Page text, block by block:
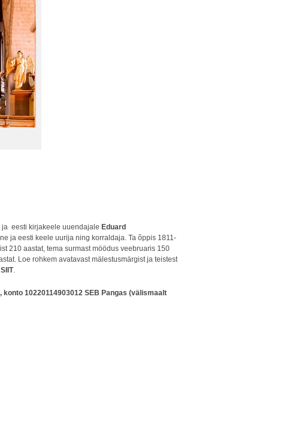
ja eesti kirjakeele uuendajale Eduard
ja eesti keele uurija ning korraldaja. Ta õppis 1811-
210 aastat, tema surmast möödus veebruaris 150
Loe rohkem avatavast mälestusmärgist ja teistest
SIIT.
konto 10220114903012 SEB Pangas (välismaalt